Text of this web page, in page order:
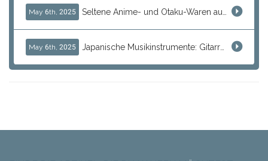
May 6th, 2025 Seltene Anime- und Otaku-Waren aus Japan: So finden Sie begehrte Figuren und Merchandising-Artikel
May 6th, 2025 Japanische Musikinstrumente: Gitarre, Bass & Profi-Audio preiswert aus Japan importieren